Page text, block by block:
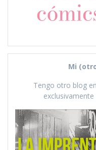
Mi
Tengo otro blog